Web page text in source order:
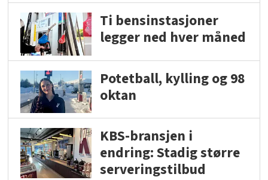
Ti bensinstasjoner
legger ned hver måned
Potetball, kylling og 98
oktan
KBS-bransjen i
endring: Stadig større
serveringstilbud